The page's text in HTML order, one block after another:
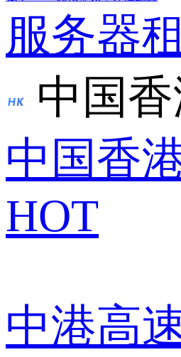
服务器
中国
中国香
HOT
中港高